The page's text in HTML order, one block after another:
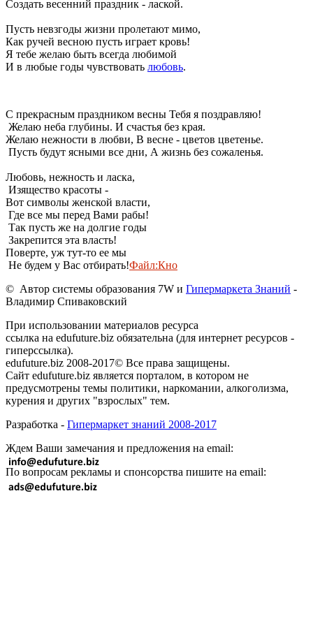
Создать весенний праздник - лаской.
Пусть невзгоды жизни пролетают мимо,
Как ручей весною пусть играет кровь!
Я тебе желаю быть всегда любимой
И в любые годы чувствовать любовь.
С прекрасным праздником весны Тебя я поздравляю!
Желаю неба глубины. И счастья без края.
Желаю нежности в любви, В весне - цветов цветенье.
Пусть будут ясными все дни, А жизнь без сожаленья.
Любовь, нежность и ласка,
Изящество красоты -
Вот символы женской власти,
Где все мы перед Вами рабы!
Так пусть же на долгие годы
Закрепится эта власть!
Поверте, уж тут-то ее мы
Не будем у Вас отбирать!Файл:Кно
© Автор системы образования 7W и Гипермаркета Знаний -
Владимир Спиваковский
При использовании материалов ресурса
ссылка на edufuture.biz обязательна (для интернет ресурсов -
гиперссылка).
edufuture.biz 2008-2017© Все права защищены.
Сайт edufuture.biz является порталом, в котором не
предусмотрены темы политики, наркомании, алкоголизма,
курения и других "взрослых" тем.
Разработка - Гипермаркет знаний 2008-2017
Ждем Ваши замечания и предложения на email:
По вопросам рекламы и спонсорства пишите на email: